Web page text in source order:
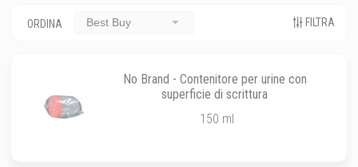
ORDINA Best Buy FILTRA
No Brand - Contenitore per urine con
superficie di scrittura
150 ml